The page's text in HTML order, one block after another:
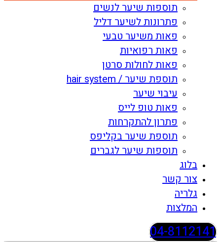
תוספות שיער לנשים
פתרונות לשיער דליל
פאות משיער טבעי
פאות רפואיות
פאות לחולות סרטן
תוספת שיער / hair system
עיבוי שיער
פאות טופ לייס
פתרון להתקרחות
תוספת שיער בקליפס
תוספות שיער לגברים
בלוג
צור קשר
גלריה
המלצות
04-8112141